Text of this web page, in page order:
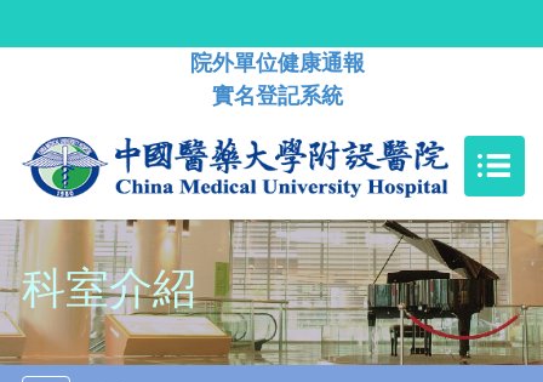
院外單位健康通報
實名登記系統
科室介紹